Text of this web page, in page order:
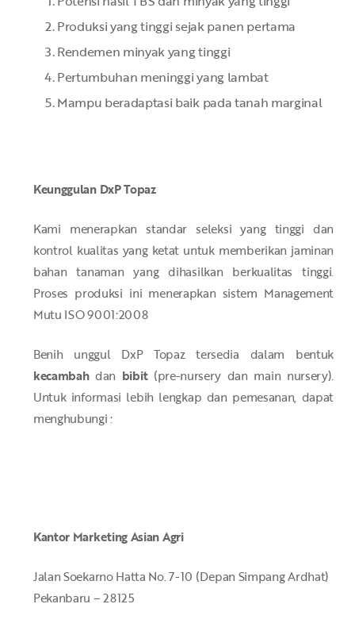
Produksi yang tinggi sejak panen pertama
Rendemen minyak yang tinggi
Pertumbuhan meninggi yang lambat
Mampu beradaptasi baik pada tanah marginal
Keunggulan DxP Topaz
Kami menerapkan standar seleksi yang tinggi dan
kontrol kualitas yang ketat untuk memberikan jaminan
bahan tanaman yang dihasilkan berkualitas tinggi.
Proses produksi ini menerapkan sistem Management
Mutu ISO 9001:2008
Benih unggul DxP Topaz tersedia dalam bentuk
kecambahdan bibit(pre-nursery dan main nursery).
Untuk informasi lebih lengkap dan pemesanan, dapat
menghubungi :
Kantor Marketing Asian Agri
Jalan Soekarno Hatta No. 7-10 (Depan Simpang Ardhat)
Pekanbaru – 28125